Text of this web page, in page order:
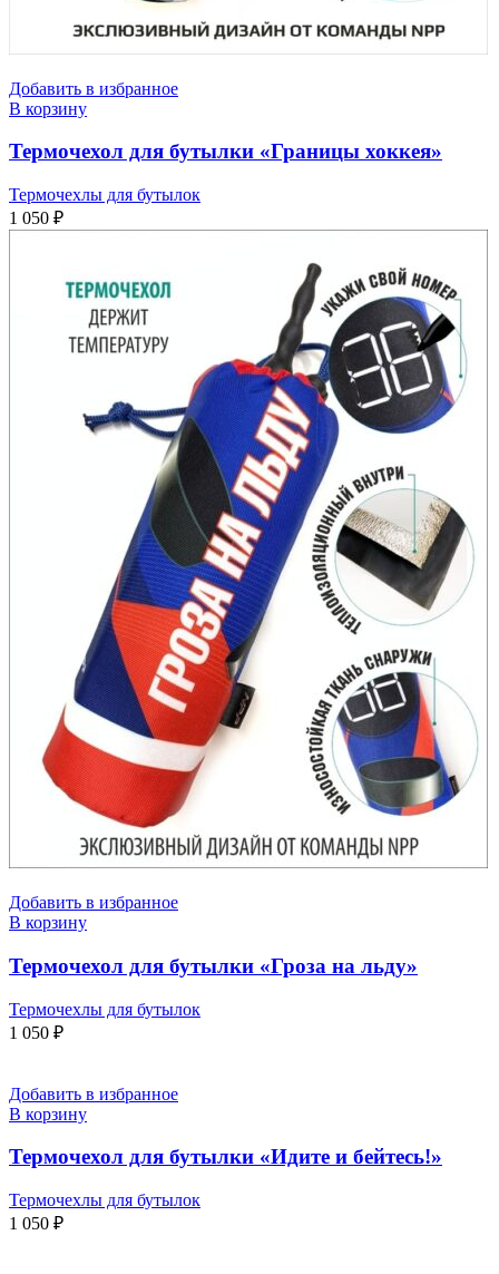
Добавить в избранное
В корзину
Термочехол для бутылки «Границы хоккея»
Термочехлы для бутылок
1 050 ₽
Добавить в избранное
В корзину
Термочехол для бутылки «Гроза на льду»
Термочехлы для бутылок
1 050 ₽
Добавить в избранное
В корзину
Термочехол для бутылки «Идите и бейтесь!»
Термочехлы для бутылок
1 050 ₽